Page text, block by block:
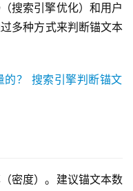
搜索引擎优化）和用户
多种方式来判断锚文本
密度）。建议锚文本数